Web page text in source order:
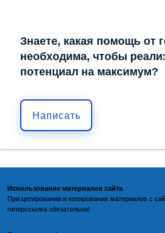
Знаете, какая помощь от
необходима, чтобы
потенциал на максимум?
Написать
Использование материалов сайта
При цитировании и копировании материалов с
гиперссылка обязательна!